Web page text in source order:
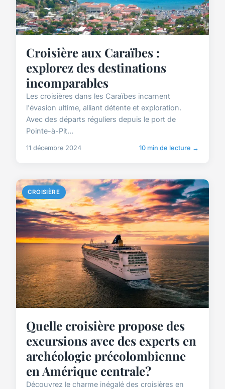
Croisière aux Caraïbes :
explorez des destinations
incomparables
Les croisières dans les Caraïbes incarnent
l'évasion ultime, alliant détente et exploration.
Avec des départs réguliers depuis le port de
Pointe-à-Pit...
11 décembre 2024 10 min de lecture →
CROISIÈRE
Quelle croisière propose des
excursions avec des experts en
archéologie précolombienne
en Amérique centrale?
Découvrez le charme inégalé des croisières en